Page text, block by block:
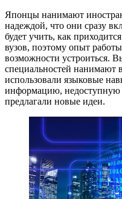
Японцы нанимают
надеждой, что они сразу
будет учить, как
вузов, поэтому опыт
возможности устроиться.
специальностей нанимают
использовали языковые
информацию, недоступную
предлагали новые идеи.